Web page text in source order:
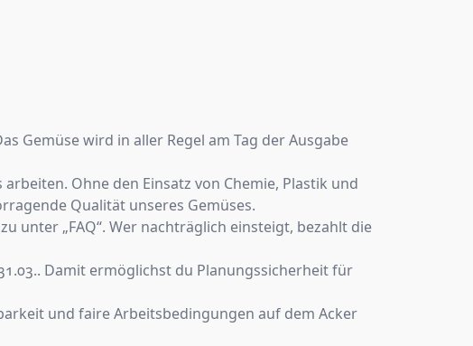
Gemüse wird in aller Regel am Tag der Ausgabe
Ohne den Einsatz von Chemie, Plastik und
Qualität unseres Gemüses.
unter „FAQ“. Wer nachträglich einsteigt, bezahlt die
Damit ermöglichst du Planungssicherheit für
und faire Arbeitsbedingungen auf dem Acker